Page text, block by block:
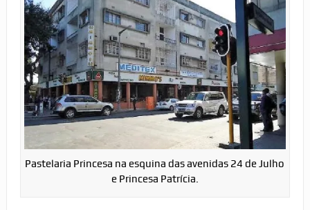
Pastelaria Princesa na esquina das avenidas 24 de Julho
e Princesa Patrícia.